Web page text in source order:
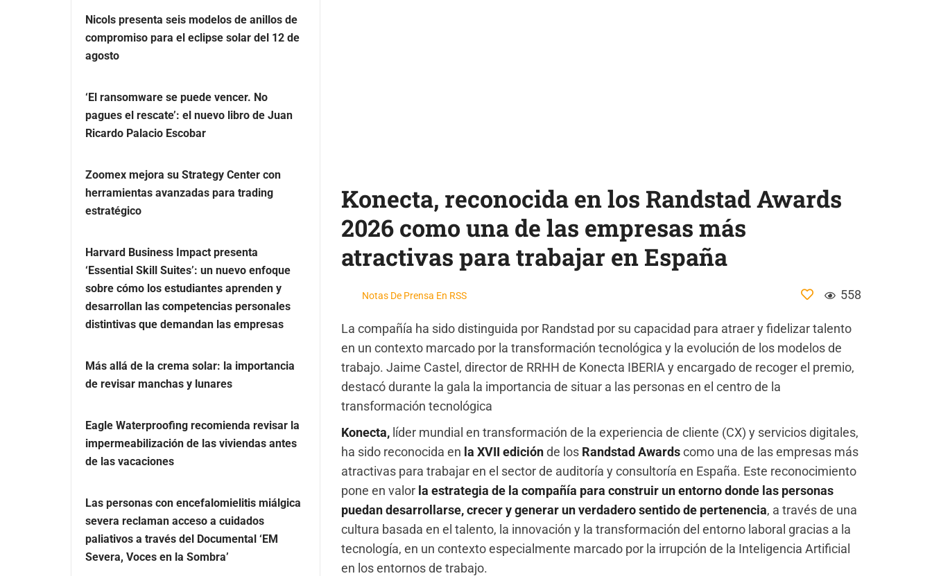
Konecta, reconocida en los Randstad Awards
2026 como una de las empresas más
atractivas para trabajar en España
Notas De Prensa En RSS 558
La compañía ha sido distinguida por Randstad por su capacidad para atraer y fidelizar talento
en un contexto marcado por la transformación tecnológica y la evolución de los modelos de
trabajo. Jaime Castel, director de RRHH de Konecta IBERIA y encargado de recoger el premio,
destacó durante la gala la importancia de situar a las personas en el centro de la
transformación tecnológica
Konecta, líder mundial en transformación de la experiencia de cliente (CX) y servicios digitales,
ha sido reconocida en la XVII ediciónde los Randstad Awardscomo una de las empresas más
atractivas para trabajar en el sector de auditoría y consultoría en España. Este reconocimiento
pone en valor la estrategia de la compañía para construir un entorno donde las personas
puedan desarrollarse, crecer y generar un verdadero sentido de pertenencia, a través de una
cultura basada en el talento, la innovación y la transformación del entorno laboral gracias a la
tecnología, en un contexto especialmente marcado por la irrupción de la Inteligencia Artificial
en los entornos de trabajo.
Nicols presenta seis modelos de anillos de
compromiso para el eclipse solar del 12 de
agosto
‘El ransomware se puede vencer. No
pagues el rescate’: el nuevo libro de Juan
Ricardo Palacio Escobar
Zoomex mejora su Strategy Center con
herramientas avanzadas para trading
estratégico
Harvard Business Impact presenta
‘Essential Skill Suites’: un nuevo enfoque
sobre cómo los estudiantes aprenden y
desarrollan las competencias personales
distintivas que demandan las empresas
Más allá de la crema solar: la importancia
de revisar manchas y lunares
Eagle Waterproofing recomienda revisar la
impermeabilización de las viviendas antes
de las vacaciones
Las personas con encefalomielitis miálgica
severa reclaman acceso a cuidados
paliativos a través del Documental ‘EM
Severa, Voces en la Sombra’